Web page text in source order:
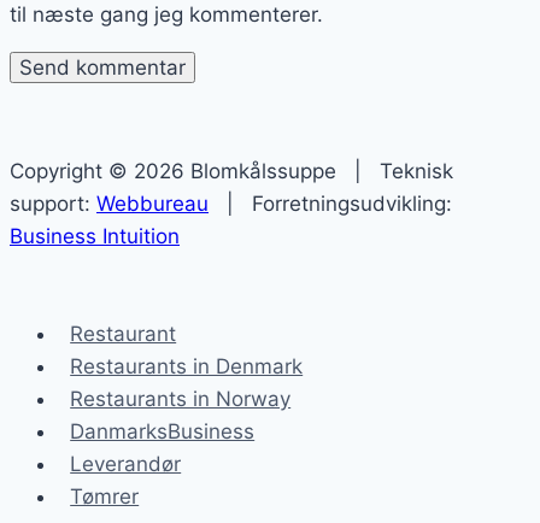
til næste gang jeg kommenterer.
Copyright © 2026 Blomkålssuppe | Teknisk
support: Webbureau | Forretningsudvikling:
Business Intuition
Restaurant
Restaurants in Denmark
Restaurants in Norway
DanmarksBusiness
Leverandør
Tømrer